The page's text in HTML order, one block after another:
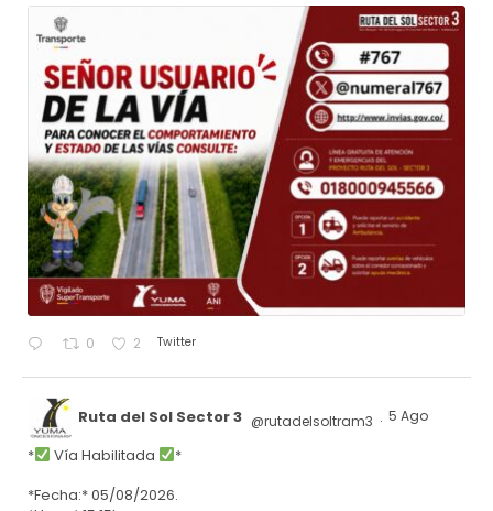
0 2 Twitter
Ruta del Sol Sector 3 @rutadelsoltram3 · 5 Ago
* Vía Habilitada
*
*Fecha:* 05/08/2026.